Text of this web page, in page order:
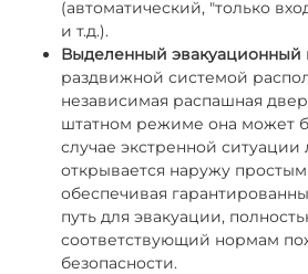
(автоматический, "только
и т.д.).
Выделенный эвакуационный
раздвижной системой
независимая распашная
штатном режиме она может
случае экстренной ситуации
открывается наружу
обеспечивая
путь для эвакуации,
соответствующий нормам
безопасности.